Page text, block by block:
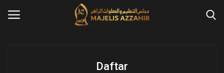
Daftar